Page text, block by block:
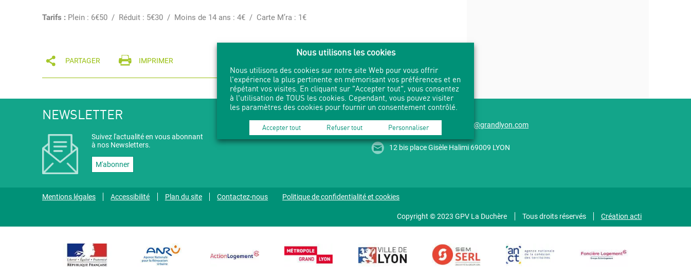
Tarifs : Plein : 6€50 / Réduit : 5€30 / Moins de 14 ans : 4€ / Carte M’ra : 1€
PARTAGER IMPRIMER
NEWSLETTER
Suivez l'actualité en vous abonnant
à nos Newsletters.
M'abonner
04 37 49 73 90 - mduchere@grandlyon.com
12 bis place Gisèle Halimi 69009 LYON
Mentions légales Accessibilité Plan du site Contactez-nous Politique de confidentialité et cookies
Copyright © 2023 GPV La Duchère Tous droits réservés Création acti
Nous utilisons les cookies
Nous utilisons des cookies sur notre site Web pour vous offrir
l'expérience la plus pertinente en mémorisant vos préférences et en
répétant vos visites. En cliquant sur "Accepter tout", vous consentez
à l'utilisation de TOUS les cookies. Cependant, vous pouvez visiter
les paramètres des cookies pour fournir un consentement contrôlé.
Accepter tout Refuser tout Personnaliser